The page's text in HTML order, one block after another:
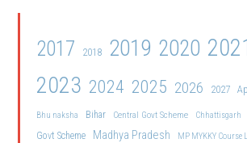
2017 2018 2019 2020
2023 2024 2025 2026 2027
Bhu naksha Bihar Central Govt Scheme Chhattisgarh
Govt Scheme Madhya Pradesh
MP MYKKY Course